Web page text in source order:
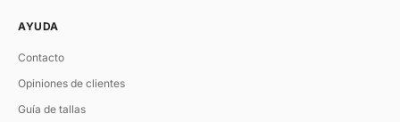
AYUDA
Contacto
Opiniones de clientes
Guía de tallas